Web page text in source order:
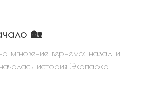
🏡
мгновение вернёмся назад и
история Экопарка